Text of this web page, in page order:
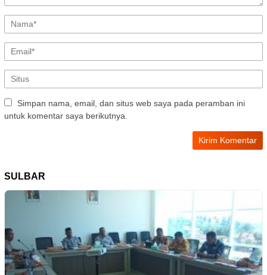
Simpan nama, email, dan situs web saya pada peramban ini
untuk komentar saya berikutnya.
SULBAR